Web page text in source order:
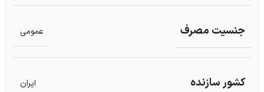
جنسیت مصرف عمومی
کشور سازنده ایران